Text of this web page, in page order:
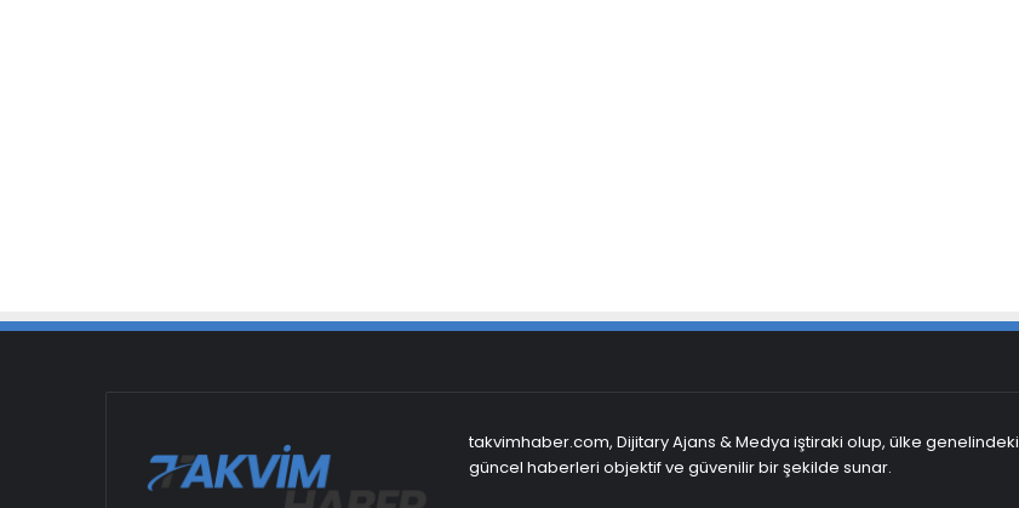
takvimhaber.com, Dijitary Ajans & Medya iştiraki olup, ülke genelindeki
güncel haberleri objektif ve güvenilir bir şekilde sunar.